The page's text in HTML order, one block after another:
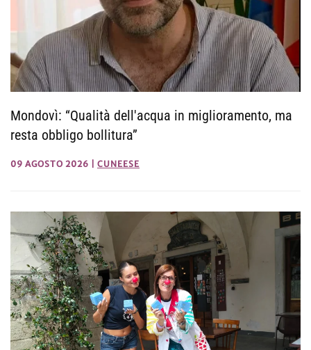
Mondovì: “Qualità dell'acqua in miglioramento, ma
resta obbligo bollitura”
09 AGOSTO 2026 CUNEESE